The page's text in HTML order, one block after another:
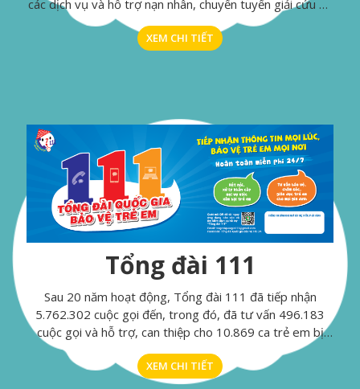
các dịch vụ và hỗ trợ nạn nhân, chuyển tuyến giải cứu và
hỗ trợ nạn nhân của mua bán người.
XEM CHI TIẾT
Tổng đài 111
Sau 20 năm hoạt động, Tổng đài 111 đã tiếp nhận
5.762.302 cuộc gọi đến, trong đó, đã tư vấn 496.183
cuộc gọi và hỗ trợ, can thiệp cho 10.869 ca trẻ em bị
xâm hại, bị bạo lực, bị mua bán, bị bóc lột, trẻ em có
hoàn cảnh khó khăn và vi phạm quyền trẻ em
XEM CHI TIẾT